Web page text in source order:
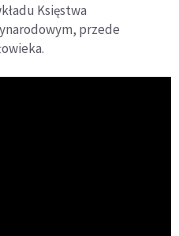
Księstwa
przede